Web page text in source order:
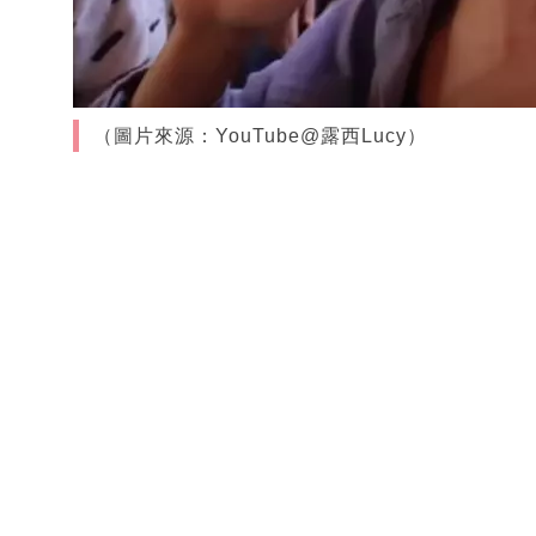
（圖片來源：YouTube@露西Lucy）